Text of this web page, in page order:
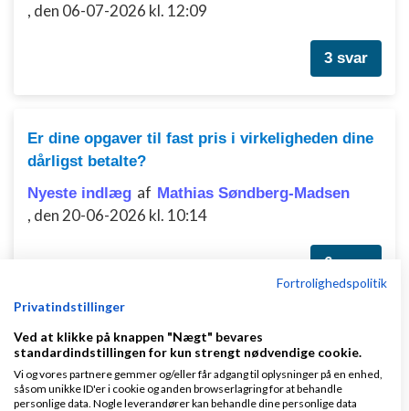
, den 06-07-2026 kl. 12:09
3 svar
Er dine opgaver til fast pris i virkeligheden dine
dårligst betalte?
Nyeste indlæg af Mathias Søndberg-Madsen
, den 20-06-2026 kl. 10:14
6 svar
Feedback søges: Gror – Et nyt tag-baseret
socialt netværk for voksne i DK (ikke dating)
Nyeste indlægafGror,den 27-06-2026 kl. 14:35
Fortrolighedspolitik
Privatindstillinger
Ved at klikke på knappen "Nægt" bevares
standardindstillingen for kun strengt nødvendige cookie.
Vi og vores partnere gemmer og/eller får adgang til oplysninger på en enhed,
såsom unikke ID'er i cookie og anden browserlagring for at behandle
personlige data. Nogle leverandører kan behandle dine personlige data